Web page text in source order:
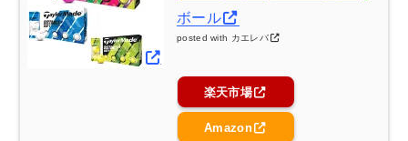
ボール
posted with カエレバ
楽天市場
Amazon